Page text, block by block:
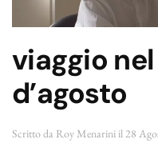
viaggio
d’agosto
Scritto da Roy Menarini il28